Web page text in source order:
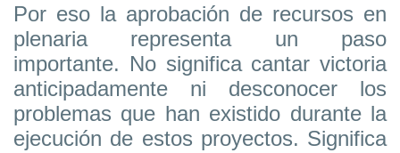
Por eso la aprobación de recursos en
plenaria representa un paso
importante. No significa cantar victoria
anticipadamente ni desconocer los
problemas que han existido durante la
ejecución de estos proyectos. Significa